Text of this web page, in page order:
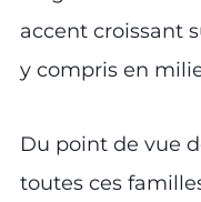
accent croissant
y compris en
Du point de vue
toutes ces